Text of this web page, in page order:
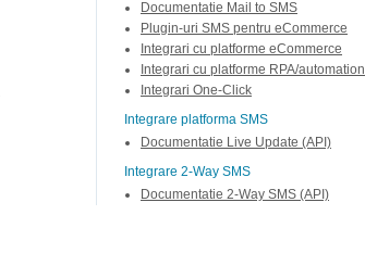
Documentatie Mail to SMS
Plugin-uri SMS pentru eCommerce
Integrari cu platforme eCommerce
Integrari cu platforme RPA/automation
Integrari One-Click
Integrare platforma SMS
Documentatie Live Update (API)
Integrare 2-Way SMS
Documentatie 2-Way SMS (API)